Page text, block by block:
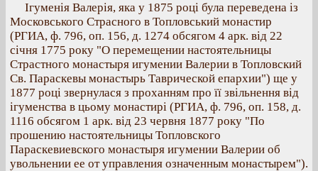
Ігуменія Валерія, яка у 1875 році була переведена із
Московського Страсного в Топловський монастир
(РГИА, ф. 796, оп. 156, д. 1274 обсягом 4 арк. від 22
січня 1775 року "О перемещении настоятельницы
Страстного монастыря игумении Валерии в Топловский
Св. Параскевы монастырь Таврической епархии") ще у
1877 році звернулася з проханням про її звільнення від
ігуменства в цьому монастирі (РГИА, ф. 796, оп. 158, д.
1116 обсягом 1 арк. від 23 червня 1877 року "По
прошению настоятельницы Топловского
Параскевиевского монастыря игумении Валерии об
увольнении ее от управления означенным монастырем").